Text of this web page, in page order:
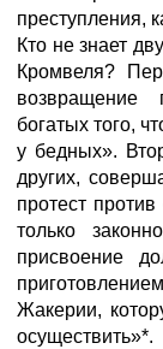
преступления,
Кто не знает
Кромвеля?
возвращение
богатых того,
у бедных».
других,
протест
только
присвоение
Жакерии,
осуществить»*.